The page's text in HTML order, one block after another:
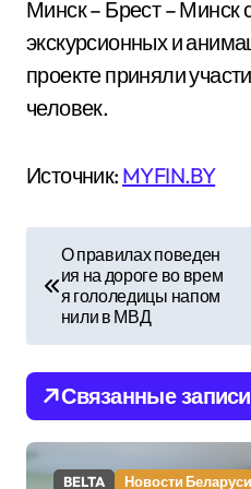
Минск – Брест –
экскурсионных и
проекте приняли
человек.
Источник: MYFIN.BY
в
и
г
а
О правилах поведен
ия на дороге во врем
я гололедицы напом
нили в МВД
Связанные записи
BELTA Новости Беларуси